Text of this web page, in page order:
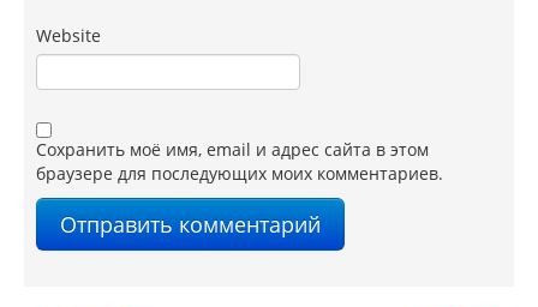
Website
Сохранить моё имя, email и адрес сайта в этом
браузере для последующих моих комментариев.